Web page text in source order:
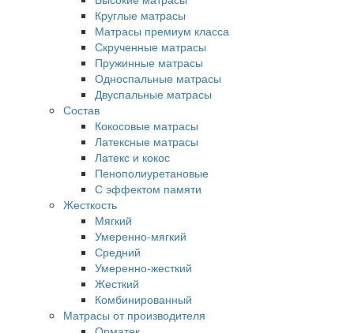
Круглые матрасы
Матрасы премиум класса
Скрученные матрасы
Пружинные матрасы
Односпальные матрасы
Двуспальные матрасы
Состав
Кокосовые матрасы
Латексные матрасы
Латекс и кокос
Пенополиуретановые
С эффектом памяти
Жесткость
Мягкий
Умеренно-мягкий
Средний
Умеренно-жесткий
Жесткий
Комбинированный
Матрасы от производителя